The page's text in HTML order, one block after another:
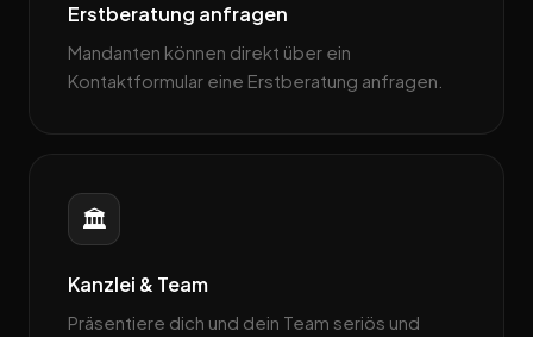
Erstberatung anfragen
Mandanten können direkt über ein
Kontaktformular eine Erstberatung anfragen.
🏛️
Kanzlei & Team
Präsentiere dich und dein Team seriös und